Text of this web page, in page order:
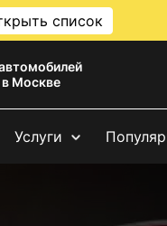
список
Москве
Услуги